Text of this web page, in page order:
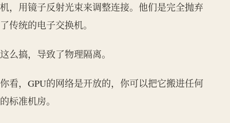
机，用镜子反射光束来调整连接。他们是完全抛弃
了传统的电子交换机。
这么搞，导致了物理隔离。
你看，GPU的网络是开放的，你可以把它搬进任何
的标准机房。